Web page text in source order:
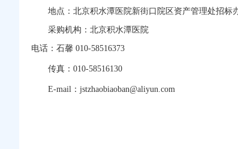
地点：北京积水潭医院新街口院区资产管理处招标
采购机构：北京积水潭医院
电话：石馨 010-58516373
传真： 010-58516130
E-mail ：jstzhaobiaoban@aliyun.com